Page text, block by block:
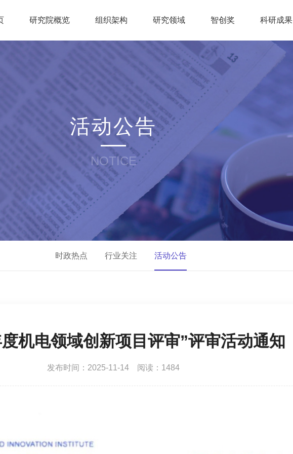
研究院概览 组织架构 研究领域 智创奖 科研成果
活动公告
NOTICE
时政热点 行业关注 活动公告
机电领域创新项目评审”评审活动通知
发布时间：2025-11-14 阅读：1484